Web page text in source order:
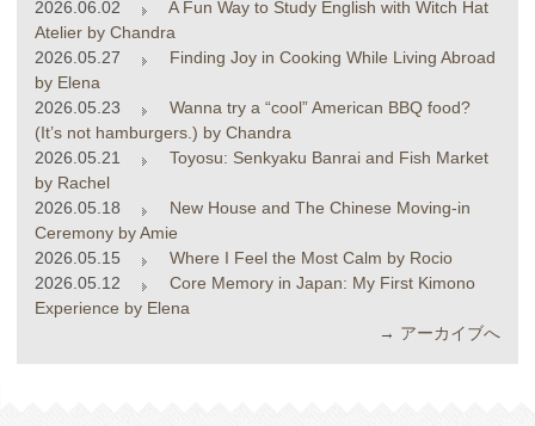
2026.06.02
A Fun Way to Study English with Witch Hat
Atelier by Chandra
2026.05.27
Finding Joy in Cooking While Living Abroad
by Elena
2026.05.23
Wanna try a “cool” American BBQ food?
(It’s not hamburgers.) by Chandra
2026.05.21
Toyosu: Senkyaku Banrai and Fish Market
by Rachel
2026.05.18
New House and The Chinese Moving-in
Ceremony by Amie
2026.05.15
Where I Feel the Most Calm by Rocio
2026.05.12
Core Memory in Japan: My First Kimono
Experience by Elena
→ アーカイブへ